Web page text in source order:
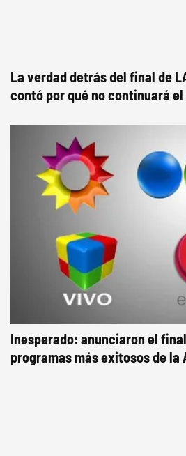
La verdad detrás del final de
contó por qué no continuará
Inesperado: anunciaron el
programas más exitosos de la